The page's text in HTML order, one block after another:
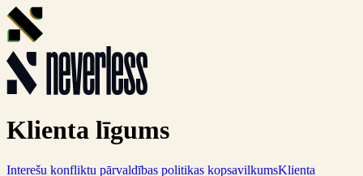
Klienta līgums
Interešu konfliktu pārvaldības politikas kopsavilkumsKlienta